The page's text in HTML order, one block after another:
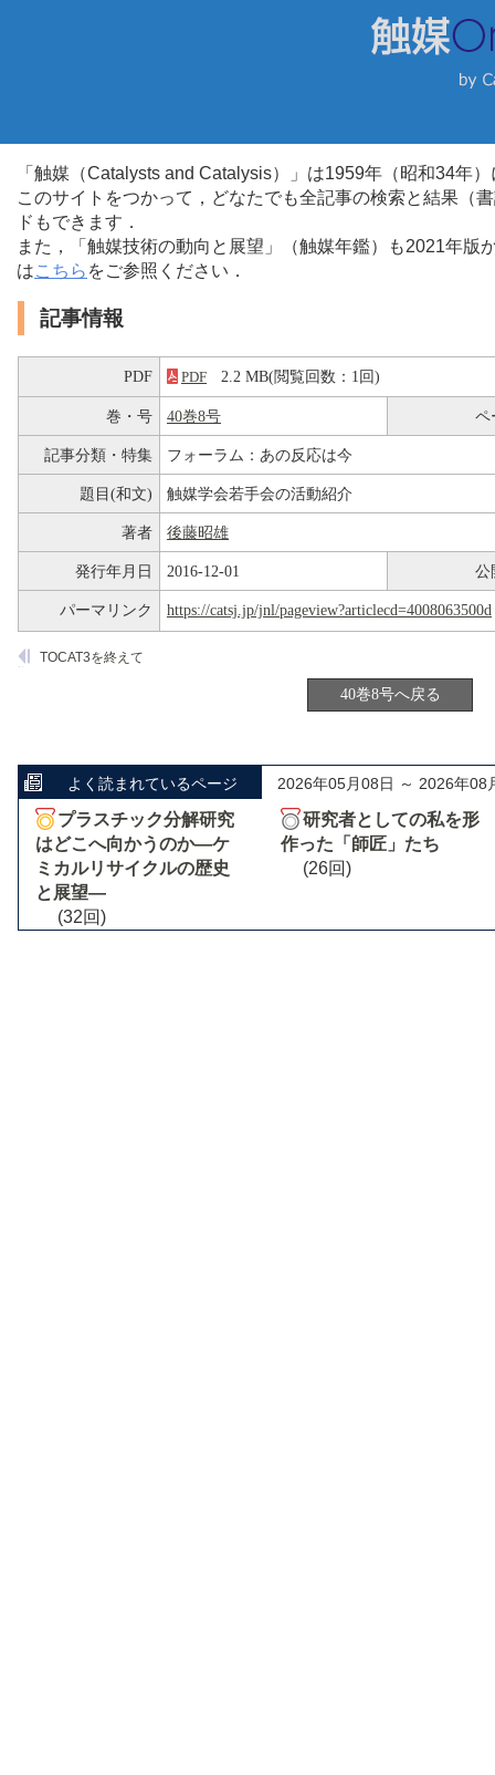
「触媒（Catalysts and Catalysis）」は1959年（昭和34年
このサイトをつかって，どなたでも全記事の検索と結果（
ドもできます．
また，「触媒技術の動向と展望」（触媒年鑑）も2021年
はこちら をご参照ください．
記事情報
PDF PDF 2.2 MB(閲覧回数：1回)
巻・号 40巻8号 ペ
記事分類・特集 フォーラム：あの反応は今
題目(和文) 触媒学会若手会の活動紹介
著者 後藤昭雄
発行年月日 2016-12-01 公
パーマリンク https://catsj.jp/jnl/pageview?articlecd=4008063500d
TOCAT3を終えて
40巻8号へ戻る
よく読まれているページ 2026年05月08日 ～ 2026年08
プラスチック分解研究
はどこへ向かうのか―ケ
ミカルリサイクルの歴史
と展望―
(32回)
研究者としての私を形
作った「師匠」たち
(26回)